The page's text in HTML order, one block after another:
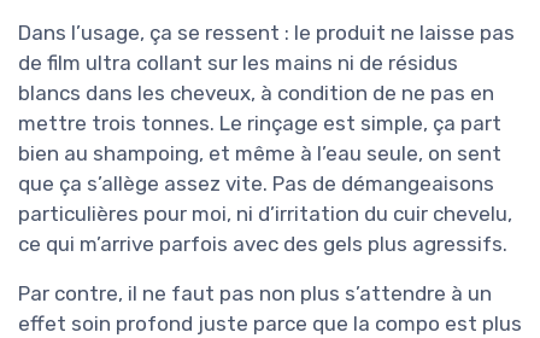
Dans l’usage, ça se ressent : le produit ne laisse pas
de film ultra collant sur les mains ni de résidus
blancs dans les cheveux, à condition de ne pas en
mettre trois tonnes. Le rinçage est simple, ça part
bien au shampoing, et même à l’eau seule, on sent
que ça s’allège assez vite. Pas de démangeaisons
particulières pour moi, ni d’irritation du cuir chevelu,
ce qui m’arrive parfois avec des gels plus agressifs.
Par contre, il ne faut pas non plus s’attendre à un
effet soin profond juste parce que la compo est plus